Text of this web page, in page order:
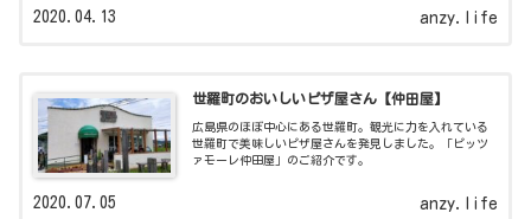
anzy.life
2020.04.13
世羅町のおいしいピザ屋さん【仲田屋】
広島県のほぼ中心にある世羅町。観光に力を入れている
世羅町で美味しいピザ屋さんを発見しました。「ピッツ
ァモーレ仲田屋」のご紹介です。
anzy.life
2020.07.05